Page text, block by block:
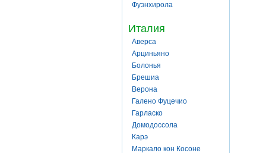
Фуэнхирола
Италия
Аверса
Арциньяно
Болонья
Брешиа
Верона
Галено Фуцечио
Гарласко
Домодоссола
Карэ
Маркало кон Косоне